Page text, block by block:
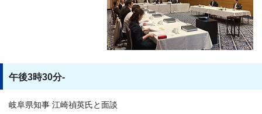
午後3時30分-
岐阜県知事 江崎禎英氏と面談